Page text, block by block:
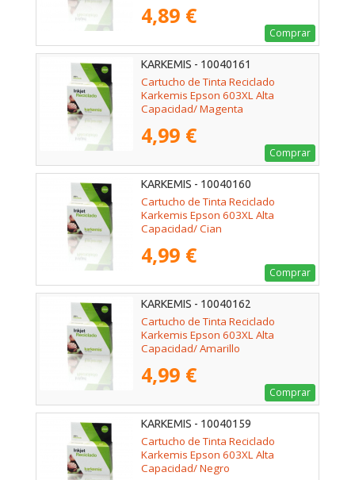
4,89 €
Comprar
KARKEMIS - 10040161
Cartucho de Tinta Reciclado
Karkemis Epson 603XL Alta
Capacidad/ Magenta
4,99 €
Comprar
KARKEMIS - 10040160
Cartucho de Tinta Reciclado
Karkemis Epson 603XL Alta
Capacidad/ Cian
4,99 €
Comprar
KARKEMIS - 10040162
Cartucho de Tinta Reciclado
Karkemis Epson 603XL Alta
Capacidad/ Amarillo
4,99 €
Comprar
KARKEMIS - 10040159
Cartucho de Tinta Reciclado
Karkemis Epson 603XL Alta
Capacidad/ Negro